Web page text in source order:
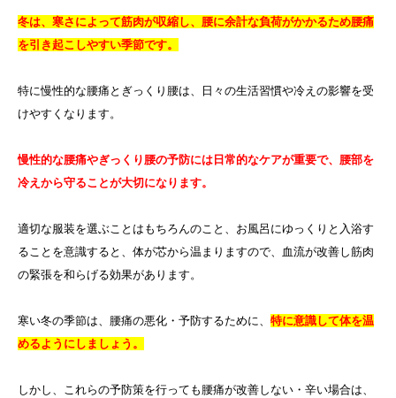
冬は、寒さによって筋肉が収縮し、腰に余計な負荷がかかるため腰痛
を引き起こしやすい季節です。
特に慢性的な腰痛とぎっくり腰は、
日々の生活習慣や冷えの影響を受
けやすくなります。
慢性的な腰痛やぎっくり腰の予防には日常的なケアが重要で、腰部を
冷えから守ることが大切になります。
適切な服装を選ぶことはもちろんのこと、お風呂にゆっくりと入浴す
ることを意識すると、体が芯から温まりますので、 血流が改善し筋肉
の緊張を和らげる効果があります。
寒い冬の季節は、腰痛の悪化・予防するために、 特に意識して体を温
めるようにしましょう。
しかし、これらの予防策を行っても腰痛が改善しない・辛い場合は、